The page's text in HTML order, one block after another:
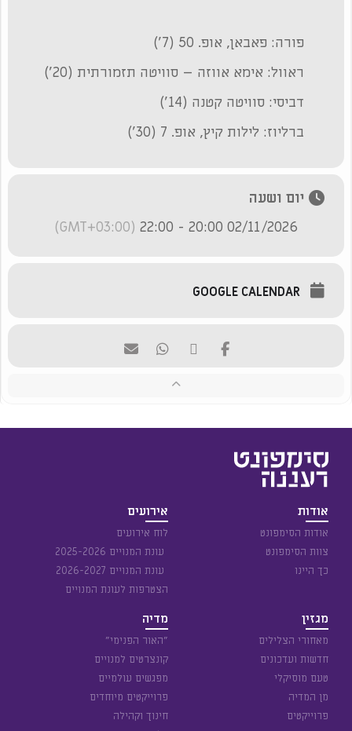
פורה: פאבאן, אופ. 50 (7')
ראוול: אימא אווזה – סוויטה תזמורתית (20')
דביסי: סוויטה קטנה (14')
ברליוז: לילות קיץ, אופ. 7 (30')
יום ושעה
02/11/2026 20:00 - 22:00
(GMT+03:00)
GOOGLE CALENDAR
אודות
אודות הסימפונט
צוות הסימפונט
כך היינו
אירועים
לוח אירועים
עונת המנויים 2025-2026
עונת המנויים 2026-2027
הצטרפות לעונת המנויים
מגזין
מאחורי הצלילים
חדשות ועדכונים
טעם מוסיקלי
מן המדיה
פרוייקטים
מדיה
״האור הפנימי״
קונצרטים למנויים
מפגשים עולמיים
פרוייקטים מיוחדים
חינוך וקהילה